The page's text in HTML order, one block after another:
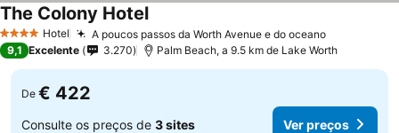
4 EstrelasHotel A poucos passos da Worth Avenue e do oceanoVer preços
The Colony HotelVer preços
9,1 Excelente 3.270 Palm Beach, a 9.5 km de Lake Worth
De € 422
Consulte os preços de 3 sites Ver preços